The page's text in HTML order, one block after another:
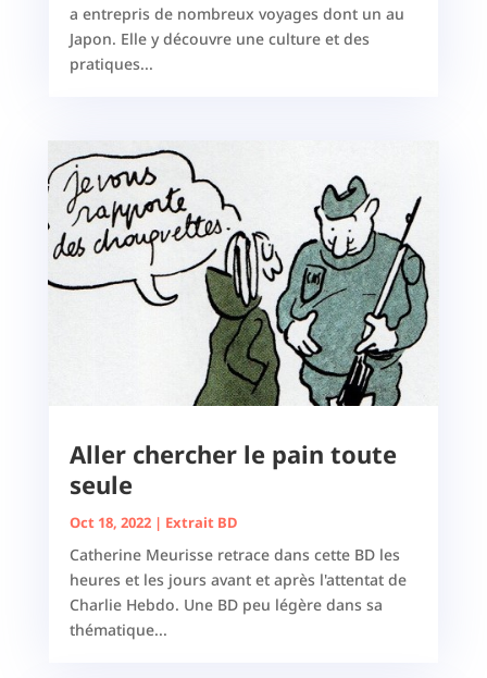
a entrepris de nombreux voyages dont un au
Japon. Elle y découvre une culture et des
pratiques...
Aller chercher le pain toute
seule
Oct 18, 2022| Extrait BD
Catherine Meurisse retrace dans cette BD les
heures et les jours avant et après l'attentat de
Charlie Hebdo. Une BD peu légère dans sa
thématique...